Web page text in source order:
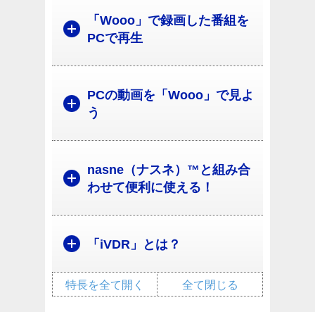
「Wooo」で録画した番組を
PCで再生
PCの動画を「Wooo」で見よ
う
nasne（ナスネ）™と組み合
わせて便利に使える！
「iVDR」とは？
全て閉じる
特長を全て開く